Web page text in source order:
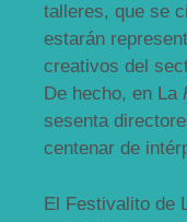
talleres, que se
estarán
creativos del
De hecho, en La
sesenta
centenar de
El Festivalito de